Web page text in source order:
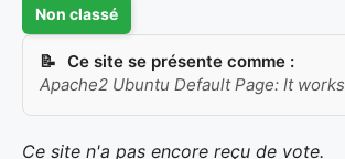
Non classé
Ce site se présente comme :
Apache2 Ubuntu Default Page: It works
Ce site n'a pas encore reçu de vote.